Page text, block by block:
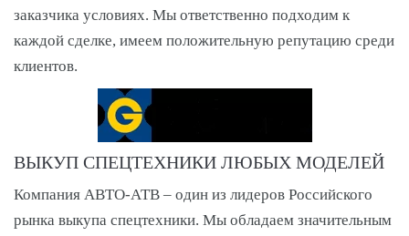
заказчика условиях. Мы ответственно подходим к
каждой сделке, имеем положительную репутацию среди
клиентов.
ВЫКУП СПЕЦТЕХНИКИ ЛЮБЫХ МОДЕЛЕЙ
Компания АВТО-АТВ – один из лидеров Российского
рынка выкупа спецтехники. Мы обладаем значительным